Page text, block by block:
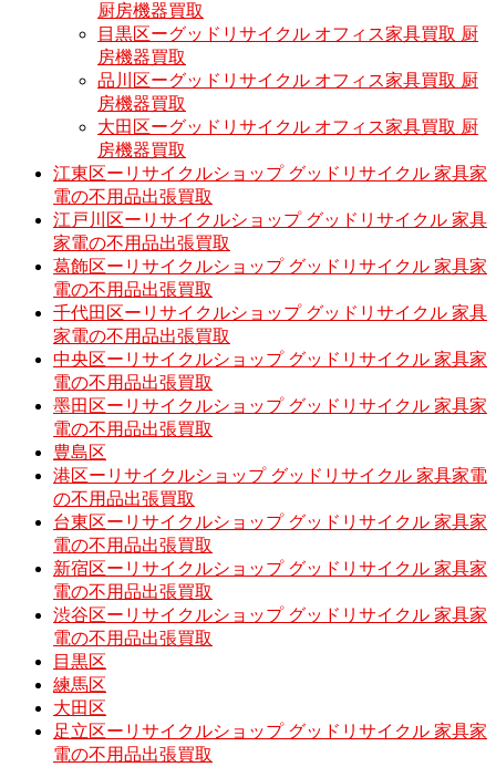
厨房機器買取
目黒区ーグッドリサイクル オフィス家具買取 厨
房機器買取
品川区ーグッドリサイクル オフィス家具買取 厨
房機器買取
大田区ーグッドリサイクル オフィス家具買取 厨
房機器買取
江東区ーリサイクルショップ グッドリサイクル 家具家
電の不用品出張買取
江戸川区ーリサイクルショップ グッドリサイクル 家具
家電の不用品出張買取
葛飾区ーリサイクルショップ グッドリサイクル 家具家
電の不用品出張買取
千代田区ーリサイクルショップ グッドリサイクル 家具
家電の不用品出張買取
中央区ーリサイクルショップ グッドリサイクル 家具家
電の不用品出張買取
墨田区ーリサイクルショップ グッドリサイクル 家具家
電の不用品出張買取
豊島区
港区ーリサイクルショップ グッドリサイクル 家具家電
の不用品出張買取
台東区ーリサイクルショップ グッドリサイクル 家具家
電の不用品出張買取
新宿区ーリサイクルショップ グッドリサイクル 家具家
電の不用品出張買取
渋谷区ーリサイクルショップ グッドリサイクル 家具家
電の不用品出張買取
目黒区
練馬区
大田区
足立区ーリサイクルショップ グッドリサイクル 家具家
電の不用品出張買取